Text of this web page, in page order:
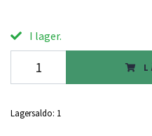
I lager.
Lagersaldo: 1